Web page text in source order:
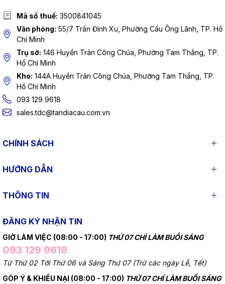
Mã số thuế: 3500841045
Văn phòng: 55/7 Trần Đình Xu, Phường Cầu Ông Lãnh, TP. Hồ
Chí Minh
Trụ sở: 146 Huyền Trân Công Chúa, Phường Tam Thắng, TP.
Hồ Chí Minh
Kho: 144A Huyền Trân Công Chúa, Phường Tam Thắng, TP.
Hồ Chí Minh
093 129 9618
sales.tdc@tandiacau.com.vn
CHÍNH SÁCH
HƯỚNG DẪN
THÔNG TIN
ĐĂNG KÝ NHẬN TIN
GIỜ LÀM VIỆC (08:00 - 17:00) THỨ 07 CHỈ LÀM BUỔI SÁNG
093 129 9618
Từ Thứ 02 Tới Thứ 06 và Sáng Thứ 07 (Trừ các ngày Lễ, Tết)
GÓP Ý & KHIẾU NẠI (08:00 - 17:00) THỨ 07 CHỈ LÀM BUỔI SÁNG